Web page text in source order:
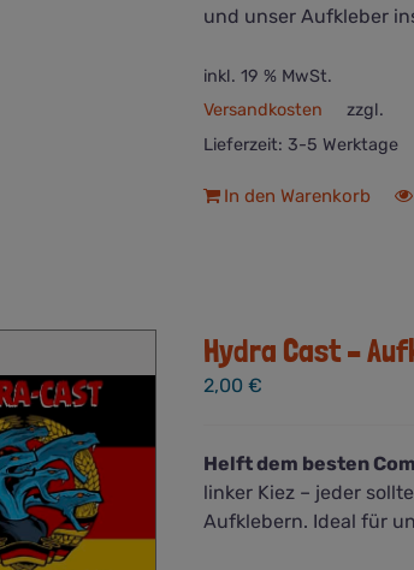
und unser Aufkleber
inkl. 19 % MwSt.
zzgl.
Versandkosten
Lieferzeit: 3-5 Werktage
In den Warenkorb
Hydra Cast –
2,00 €
Helft dem besten
linker Kiez – jeder
Aufklebern. Ideal für